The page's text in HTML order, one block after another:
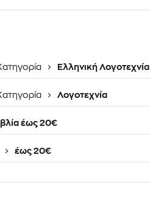
Ελληνική Λογοτεχνία
Λογοτεχνία
έως 20€
έως 20€